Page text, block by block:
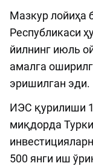
Мазкур лойиҳа
Республикаси
йилнинг июль
амалга
эришилган эди.
ИЭС қурилиши
миқдорда
500 янги иш